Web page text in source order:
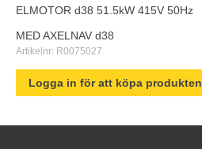
ELMOTOR d38 51.5kW 415V 50Hz
MED AXELNAV d38
Artikelnr: R0075027
Logga in för att köpa produkten